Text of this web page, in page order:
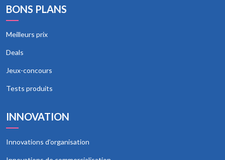
BONS PLANS
Meilleurs prix
Deals
Jeux-concours
Tests produits
INNOVATION
Innovations d’organisation